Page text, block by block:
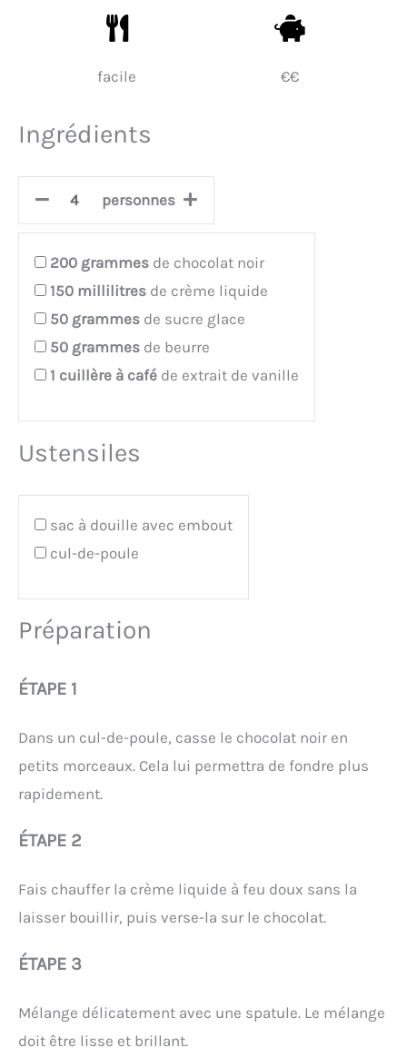
facile €€
Ingrédients
personnes
200 grammes de chocolat noir
150 millilitres de crème liquide
50 grammes de sucre glace
50 grammes de beurre
1 cuillère à café de extrait de vanille
Ustensiles
sac à douille avec embout
cul-de-poule
Préparation
ÉTAPE 1
Dans un cul-de-poule, casse le chocolat noir en
petits morceaux. Cela lui permettra de fondre plus
rapidement.
ÉTAPE 2
Fais chauffer la crème liquide à feu doux sans la
laisser bouillir, puis verse-la sur le chocolat.
ÉTAPE 3
Mélange délicatement avec une spatule. Le mélange
doit être lisse et brillant.